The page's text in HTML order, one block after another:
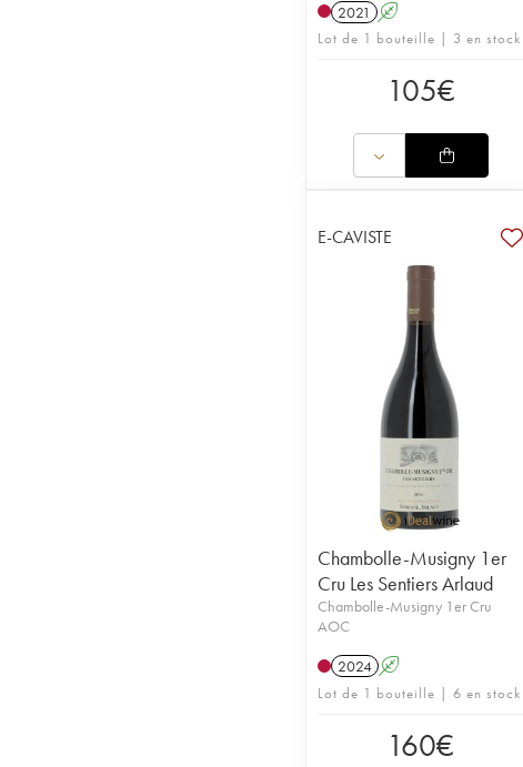
2021 A
Lot de 1 bouteille | 3 en stock
105€
E-CAVISTE
Chambolle-Musigny 1er
Cru Les Sentiers Arlaud
Chambolle-Musigny 1er Cru
AOC
2024 A
Lot de 1 bouteille | 6 en stock
160€